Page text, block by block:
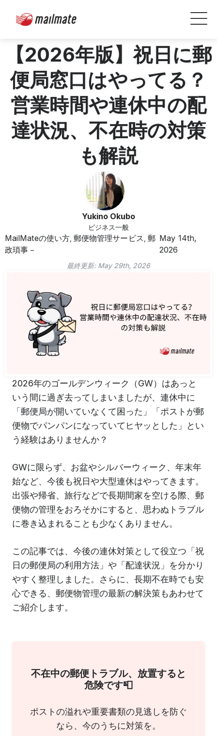
【2026年版】祝日に郵
便局窓口はやってる？
営業時間や連休中の配
達状況、不在時の対策
も解説
Yukino Okubo
ビジネス一般
MailMateの使い方, 郵便物管理サービス 郵
政瑣事
May 14th,
2026
最終更新: May 29th, 2026
2026年のゴールデンウィーク（GW）はあっと
いう間に過ぎ去ってしまいましたが、連休中に
「郵便局が開いていなくて困った」「ポストが郵
便物でパンパンになっていてヒヤッとした」とい
う経験はありませんか？
GWに限らず、お盆やシルバーウィーク、年末年
始など、今後も祝日や大型連休はやってきます。
出張や帰省、旅行などで長期間家を空ける際、郵
便物の管理をおろそかにすると、思わぬトラブル
に巻き込まれることも少なくありません。
この記事では、今後の連休対策として役立つ「祝
日の郵便局の利用方法」や「配達状況」を分かり
やすく整理しました。さらに、長期不在時でも安
心できる、郵便物管理の最新の解決策もあわせて
ご紹介します。
不在中の郵便トラブル、放置すると
危険です📮
ポストの溢れや重要書類の見逃しを防ぐ
なら、今のうちに対策を。